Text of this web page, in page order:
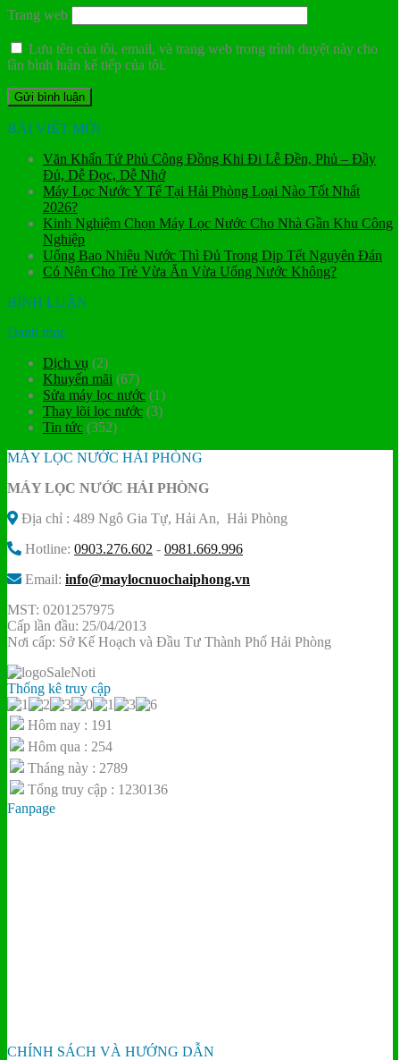
Trang web
Lưu tên của tôi, email, và trang web trong trình duyệt này cho
lần bình luận kế tiếp của tôi.
BÀI VIẾT MỚI
Văn Khấn Tứ Phủ Công Đồng Khi Đi Lễ Đền, Phủ – Đầy
Đủ, Dễ Đọc, Dễ Nhớ
Máy Lọc Nước Y Tế Tại Hải Phòng Loại Nào Tốt Nhất
2026?
Kinh Nghiệm Chọn Máy Lọc Nước Cho Nhà Gần Khu Công
Nghiệp
Uống Bao Nhiêu Nước Thì Đủ Trong Dịp Tết Nguyên Đán
Có Nên Cho Trẻ Vừa Ăn Vừa Uống Nước Không?
BÌNH LUẬN
Danh mục
Dịch vụ (2)
Khuyến mãi (67)
Sửa máy lọc nước (1)
Thay lõi lọc nước (3)
Tin tức (352)
MÁY LỌC NƯỚC HẢI PHÒNG
MÁY LỌC NƯỚC HẢI PHÒNG
Địa chỉ : 489 Ngô Gia Tự, Hải An, Hải Phòng
Hotline: 0903.276.602 - 0981.669.996
Email: info@maylocnuochaiphong.vn
MST: 0201257975
Cấp lần đầu: 25/04/2013
Nơi cấp: Sở Kế Hoạch và Đầu Tư Thành Phố Hải Phòng
Thống kê truy cập
Hôm nay : 191
Hôm qua : 254
Tháng này : 2789
Tổng truy cập : 1230136
Fanpage
CHÍNH SÁCH VÀ HƯỚNG DẪN